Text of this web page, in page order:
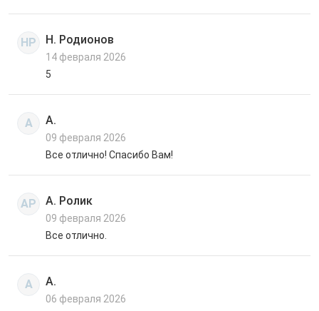
НР Н. Родионов
14 февраля 2026
5
А А.
09 февраля 2026
Все отлично! Спасибо Вам!
АР А. Ролик
09 февраля 2026
Все отлично.
А А.
06 февраля 2026